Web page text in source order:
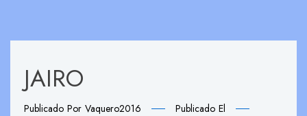
JAIRO
Publicado Por Vaquero2016
Publicado El